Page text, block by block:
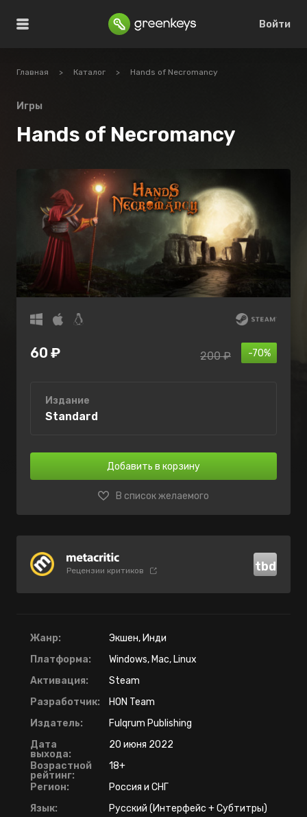
Войти
Главная > Каталог > Hands of Necromancy
Игры
Hands of Necromancy
60 ₽ -70%
200 ₽
Издание
Standard
Добавить в корзину
В список желаемого
Рецензии критиков tbd
Жанр:
Экшен, Инди
Платформа:
Windows, Mac, Linux
Активация:
Steam
Разработчик:
HON Team
Издатель:
Fulqrum Publishing
Дата
выхода:
20 июня 2022
Возрастной
рейтинг:
18+
Регион:
Россия и СНГ
Язык:
Русский (Интерфейс + Субтитры)